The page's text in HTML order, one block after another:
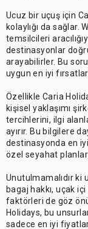
Ucuz bir uçuş için
kolaylığı da
temsilcileri
destinasyonlar
arayabilirler. Bu
uygun en iyi
Özellikle Caria
kişisel yaklaşımı
tercihlerini, ilgi
ayırır. Bu bilgilere
destinasyonda en
özel seyahat
Unutulmamalıdır ki
bagaj hakkı, uçak
faktörleri de göz
Holidays, bu
sadece en iyi